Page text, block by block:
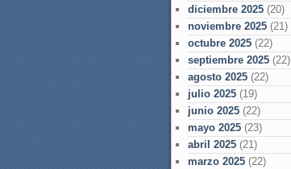
diciembre 2025 (20)
noviembre 2025 (21)
octubre 2025 (22)
septiembre 2025 (22)
agosto 2025 (22)
julio 2025 (19)
junio 2025 (22)
mayo 2025 (23)
abril 2025 (21)
marzo 2025 (22)